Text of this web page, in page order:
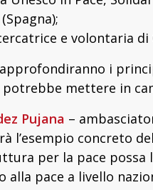
e volontaria di
i
mettere in
Pujana –
l’esempio concreto
per la pace
pace a livello